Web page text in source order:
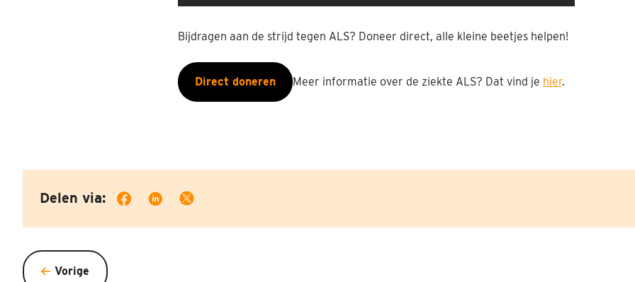
Bijdragen aan de strijd tegen ALS? Doneer direct, alle kleine beetjes helpen!
Direct doneren Meer informatie over de ziekte ALS? Dat vind je hier.
Delen via:
Vorige